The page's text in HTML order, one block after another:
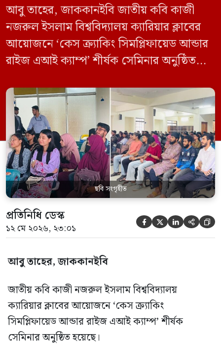
আবু তাহের, জাককানইবি জাতীয় কবি কাজী
নজরুল ইসলাম বিশ্ববিদ্যালয় ক্যারিয়ার ক্লাবের
আয়োজনে ‘কেস ক্র্যাকিং সিমপ্লিফায়েড আন্ডার
রাইজ এআই ক্যাম্প’ শীর্ষক সেমিনার অনুষ্ঠিত
কেন্দ্রীয় লাইব্রেরির নবযুগ কনফারেন্স রুমে এ
সেমিনারের আয়োজন করা হয়। এআই ক্যাম্পের
উদ্যোগে আয়োজিত সেমিনারে প্রধান আলোচক
হিসেবে উপস্থিত ছিলেন রাইজের ডিজিটাল গ্রোথ
হ্যাক ম্যানেজার মো. ইয়াসিন আরাফাত। […]
ছবি সংগৃহীত
প্রতিনিধি ডেস্ক
১২ মে ২০২৬, ২৩:০১     
আবু তাহের, জাককানইবি
জাতীয় কবি কাজী নজরুল ইসলাম বিশ্ববিদ্যালয়
ক্যারিয়ার ক্লাবের আয়োজনে ‘কেস ক্র্যাকিং
সিমপ্লিফায়েড আন্ডার রাইজ এআই ক্যাম্প’ শীর্ষক
সেমিনার অনুষ্ঠিত হয়েছে।